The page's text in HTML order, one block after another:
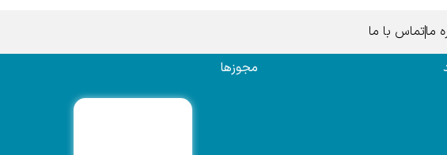
ماتماس با ما
مجوزها